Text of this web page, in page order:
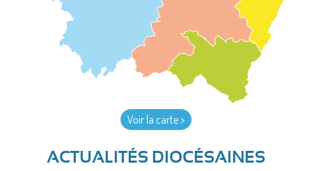
Voir la carte >
ACTUALITÉS DIOCÉSAINES